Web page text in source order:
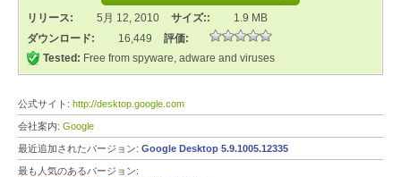
リリース: 5月 12, 2010 サイズ::
1.9 MB
ダウンロード:
16,449
評価:
Tested: Free from spyware, adware and viruses
公式サイト: http://desktop.google.com
会社案内: Google
最近追加されたバージョン: Google Desktop 5.9.1005.12335
最も人気のあるバージョン: